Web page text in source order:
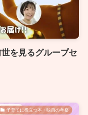
を見るグループセ
子育てに役立つ本・映画の考察